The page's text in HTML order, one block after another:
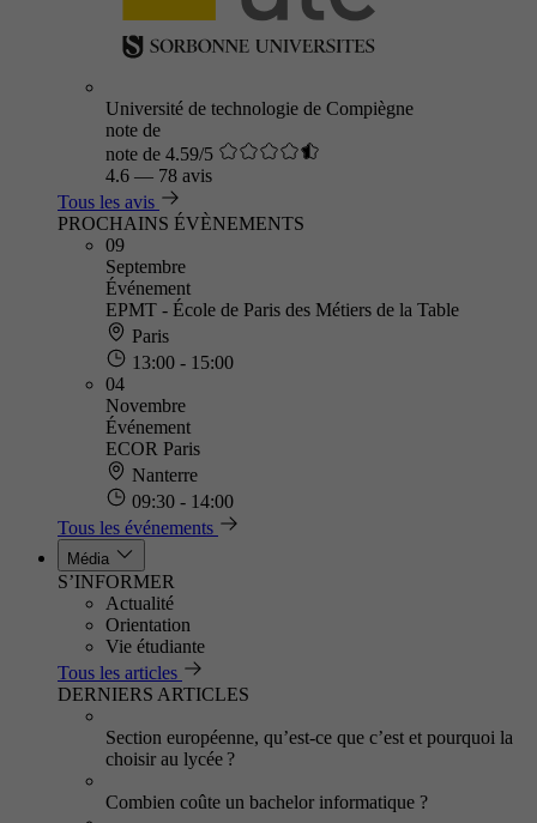
Université de technologie de Compiègne
note de
note de 4.59/5
4.6 — 78 avis
Tous les avis
PROCHAINS ÉVÈNEMENTS
09
Septembre
Événement
EPMT - École de Paris des Métiers de la Table
Paris
13:00 - 15:00
04
Novembre
Événement
ECOR Paris
Nanterre
09:30 - 14:00
Tous les événements
Média
S’INFORMER
Actualité
Orientation
Vie étudiante
Tous les articles
DERNIERS ARTICLES
Section européenne, qu’est-ce que c’est et pourquoi la
choisir au lycée ?
Combien coûte un bachelor informatique ?